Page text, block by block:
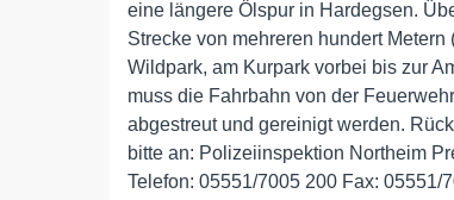
eine längere Ölspur in Hardegsen.
Strecke von mehreren hundert Metern
Wildpark, am Kurpark vorbei bis zur
muss die Fahrbahn von der Feuerwehr
abgestreut und gereinigt werden.
bitte an: Polizeiinspektion Northeim
Telefon: 05551/7005 200 Fax: 05551/